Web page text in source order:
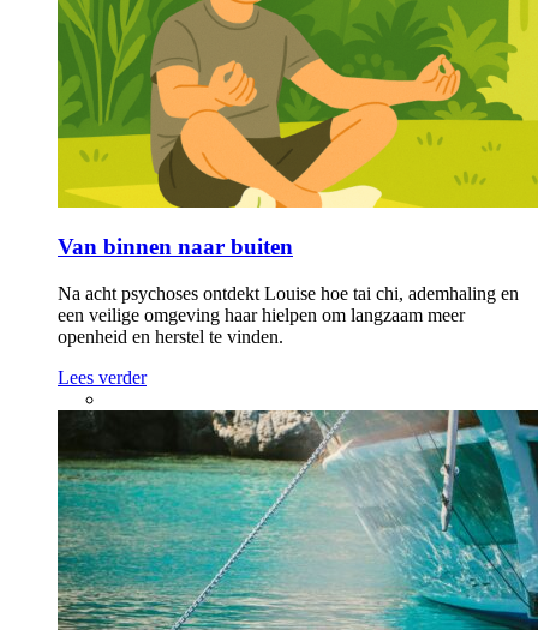
Van binnen naar buiten
Na acht psychoses ontdekt Louise hoe tai chi, ademhaling en
een veilige omgeving haar hielpen om langzaam meer
openheid en herstel te vinden.
Lees verder